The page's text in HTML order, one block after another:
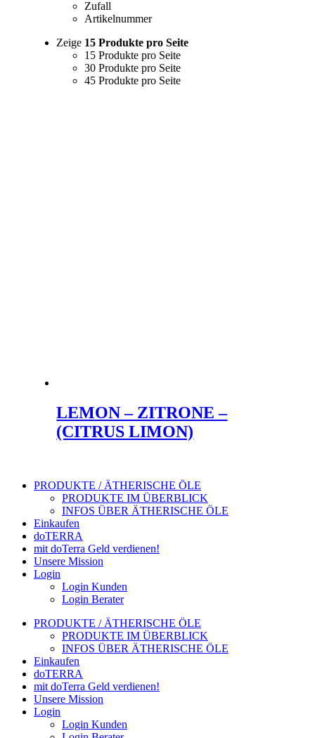
Zufall
Artikelnummer
Zeige 15 Produkte pro Seite
15 Produkte pro Seite
30 Produkte pro Seite
45 Produkte pro Seite
LEMON – ZITRONE –
(CITRUS LIMON)
PRODUKTE / ÄTHERISCHE ÖLE
PRODUKTE IM ÜBERBLICK
INFOS ÜBER ÄTHERISCHE ÖLE
Einkaufen
doTERRA
mit doTerra Geld verdienen!
Unsere Mission
Login
Login Kunden
Login Berater
PRODUKTE / ÄTHERISCHE ÖLE
PRODUKTE IM ÜBERBLICK
INFOS ÜBER ÄTHERISCHE ÖLE
Einkaufen
doTERRA
mit doTerra Geld verdienen!
Unsere Mission
Login
Login Kunden